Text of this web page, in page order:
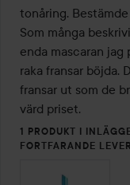
5
tonåring.
Som många
enda mascaran jag
raka fransar böjda.
fransar ut som de
värd priset.
1 PRODUKT I
FORTFARANDE